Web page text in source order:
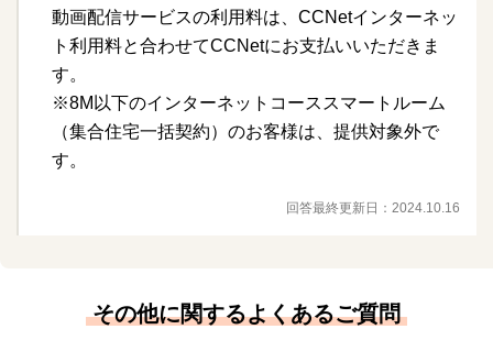
動画配信サービスの利用料は、CCNetインターネッ
ト利用料と合わせてCCNetにお支払いいただきま
す。
※8M以下のインターネットコーススマートルーム
（集合住宅一括契約）のお客様は、提供対象外で
す。
回答最終更新日： 2024.10.16
その他に関するよくあるご質問